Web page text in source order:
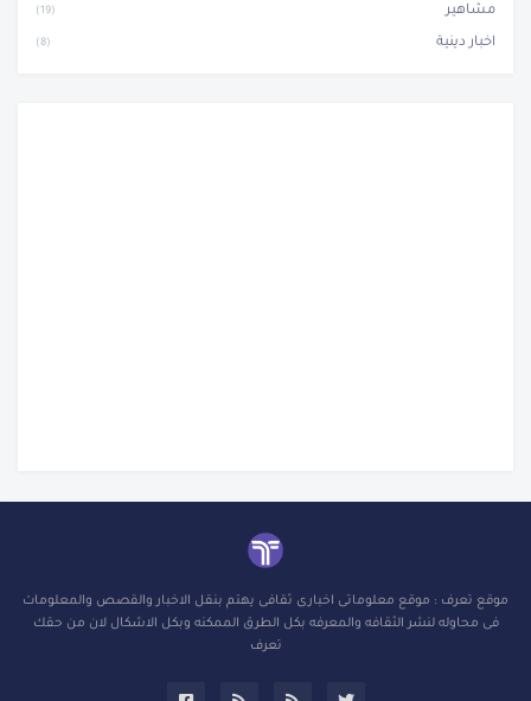
مشاهير (19)
اخبار دينية (8)
موقع تعرف : موقع معلوماتى اخبارى ثقافى يهتم بنقل الاخبار والقصص والمعلومات
فى محاوله لنشر الثقافه والمعرفه بكل الطرق الممكنه وبكل الاشكال لان من حقك
تعرف